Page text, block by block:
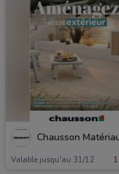
Chausson
Valable jusqu'au 31/12